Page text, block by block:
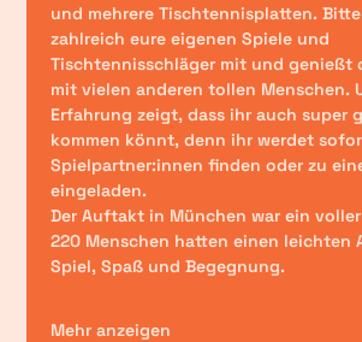
und mehrere Tischtennisplatten.
zahlreich eure eigenen Spiele und
Tischtennisschläger mit und genießt
mit vielen anderen tollen Menschen.
Erfahrung zeigt, dass ihr auch super
kommen könnt, denn ihr werdet
Spielpartner:innen finden oder zu
eingeladen.
Der Auftakt in München war ein
220 Menschen hatten einen leichten
Spiel, Spaß und Begegnung.
Mehr anzeigen